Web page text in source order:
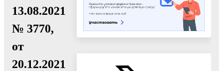
13.08.2021
№ 3770,
от
20.12.2021